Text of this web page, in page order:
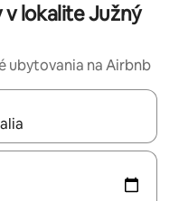
lokalite Južný
ubytovania na Airbnb
si ich prechádzať